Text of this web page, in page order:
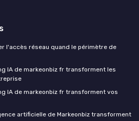
l'accès réseau quand le périmètre de
IA de markeonbiz fr transforment les
IA de markeonbiz fr transforment vos
artificielle de Markeonbiz transforment